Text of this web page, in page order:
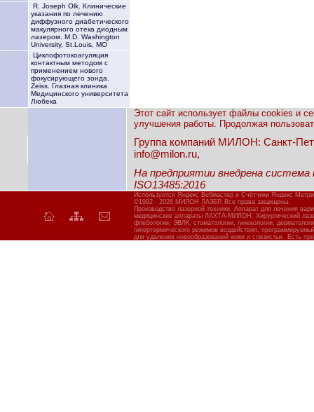
R. Joseph Olk. Клинические
указания по лечению
диффузного диабетического
макулярного отека диодным
лазером. M.D. Washington
University, St.Louis, MO
Циклофотокоагуляция
контактным методом с
применением нового
фокусирующего зонда.
Zeiss. Глазная клиника
Медицинского университета
Любека
Этот сайт использует файлы cookies и
улучшения работы. Продолжая
Группа компаний МИЛОН: Санкт-
info@milon.ru,
На предприятии внедрена
ISO13485:2016
Используется Яндекс Вебмастер и Счётчики Яндекс
©1992 - 2026 МИЛОН ЛАЗЕР. Все права защищены.
Производство лазерной техники. Аппарат для лечения
медицинские аппараты ЛАХТА-МИЛОН: Хирургический
флебологии, ЭВЛК, стоматологии, гинекологии,
гипертермического режимов воздействия,
для удаления новообразований кожи и слизистых. Есть